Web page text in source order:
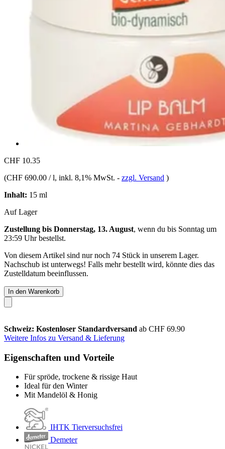
CHF 10.35
(CHF 690.00 / l, inkl. 8,1% MwSt. - zzgl. Versand )
Inhalt: 15 ml
Auf Lager
Zustellung bis Donnerstag, 13. August, wenn du bis Sonntag um
23:59 Uhrbestellst.
Von diesem Artikel sind nur noch 74 Stück in unserem Lager.
Nachschub ist unterwegs! Falls mehr bestellt wird, könnte dies das
Zustelldatum beeinflussen.
In den Warenkorb
Schweiz: Kostenloser Standardversand ab CHF 69.90
Weitere Infos zu Versand & Lieferung
Eigenschaften und Vorteile
Für spröde, trockene & rissige Haut
Ideal für den Winter
Mit Mandelöl & Honig
IHTK Tierversuchsfrei
Demeter